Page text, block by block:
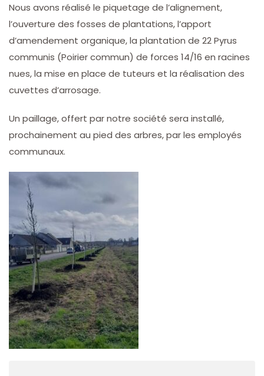
Nous avons réalisé le piquetage de l’alignement,
l’ouverture des fosses de plantations, l’apport
d’amendement organique, la plantation de 22 Pyrus
communis (Poirier commun) de forces 14/16 en racines
nues, la mise en place de tuteurs et la réalisation des
cuvettes d’arrosage.
Un paillage, offert par notre société sera installé,
prochainement au pied des arbres, par les employés
communaux.